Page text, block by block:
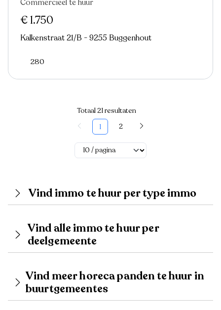
Commercieel te huur
€ 1.750
Kalkenstraat 21/B - 9255 Buggenhout
280
Totaal 21 resultaten
1
2
Vind immo te huur per type immo
Vind alle immo te huur per
deelgemeente
Vind meer horeca panden te huur in
buurtgemeentes